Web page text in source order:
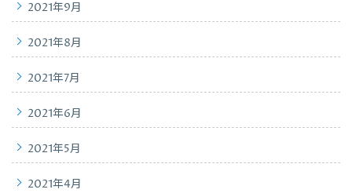
2021年9月
2021年8月
2021年7月
2021年6月
2021年5月
2021年4月